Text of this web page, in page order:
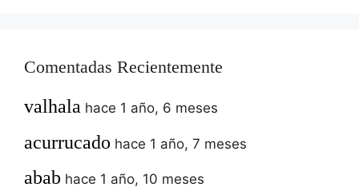
Comentadas Recientemente
valhala hace 1 año, 6 meses
acurrucado hace 1 año, 7 meses
abab hace 1 año, 10 meses